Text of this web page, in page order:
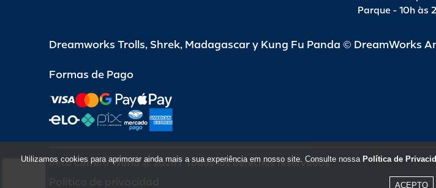
Parque - 10h às
Dreamworks Trolls, Shrek, Madagascar y Kung Fu Panda © DreamWorks
Formas de Pago
Beto Carrero World @ 2026 / Todos los derechos reservados
Utilizamos cookies para aprimorar ainda mais a sua experiência em nosso site. Consulte nossa Política de
ACEPTO